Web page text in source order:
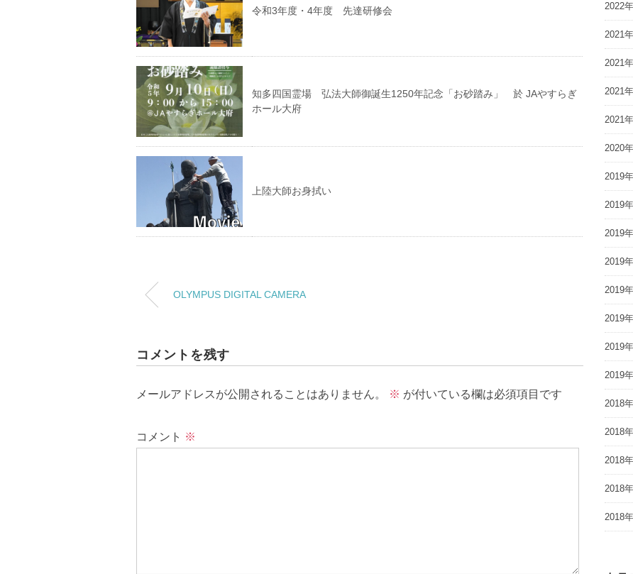
令和3年度・4年度 先達研修会
知多四国霊場 弘法大師御誕生1250年記念「お砂踏み」 於 JAやすらぎ
ホール大府
上陸大師お身拭い
OLYMPUS DIGITAL CAMERA
コメントを残す
メールアドレスが公開されることはありません。 ※ が付いている欄は必須項目です
コメント ※
2022
2021
2021
2021
2021
2020
2019
2019
2019
2019
2019
2019
2019
2019
2018
2018
2018
2018
2018